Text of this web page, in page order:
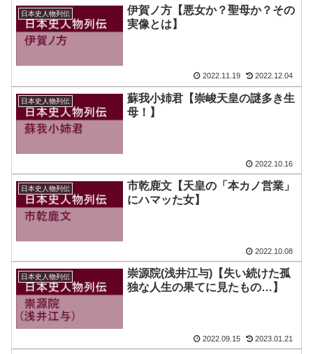
日本史人物列伝
伊賀ノ方【悪女か？聖母か？その
実像とは】
2022.11.19 2022.12.04
日本史人物列伝
蘇我小姉君【崇峻天皇の謎多き生
母！】
2022.10.16
日本史人物列伝
市乾鹿文【天皇の「本カノ営業」
にハマッた女】
2022.10.08
日本史人物列伝
崇源院(浅井江与)【失い続けた孤
独な人生の果てに見たもの…】
2022.09.15 2023.01.21